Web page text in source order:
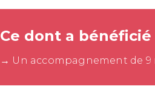
Ce dont a bénéficié
→ Un accompagnement de 9